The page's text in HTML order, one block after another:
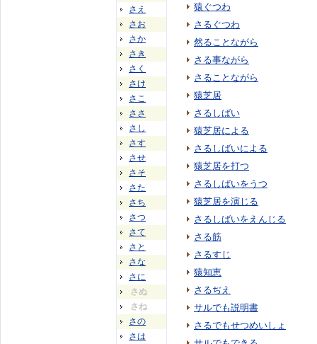
さえ
さお
さか
さき
さく
さけ
さこ
ささ
さし
さす
させ
さそ
さた
さち
さつ
さて
さと
さな
さに
さぬ
さね
さの
さは
猿ぐつわ
さるぐつわ
然ることながら
さる事ながら
さることながら
猿芝居
さるしばい
猿芝居による
さるしばいによる
猿芝居を打つ
さるしばいをうつ
猿芝居を演じる
さるしばいをえんじる
さる筋
さるすじ
猿知恵
さるぢえ
サルでも説明書
さるでもせつめいしょ